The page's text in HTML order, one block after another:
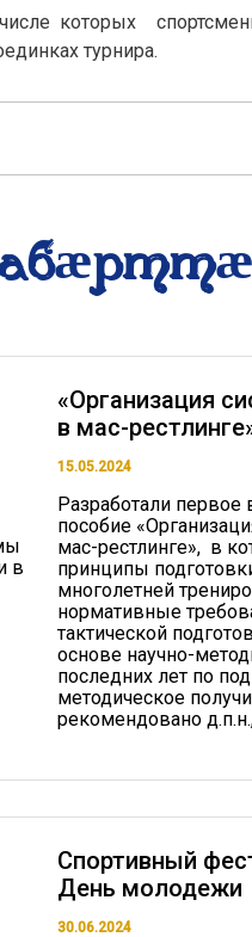
которых
турнира.
«Организация
в мас-
15.05.2024
Разработали первое
пособие
мас-рестлинге», в
принципы
многолетней
нормативные
тактической
основе научно-
последних лет по
методическое
рекомендовано
Спортивный
День молодежи
30.06.2024